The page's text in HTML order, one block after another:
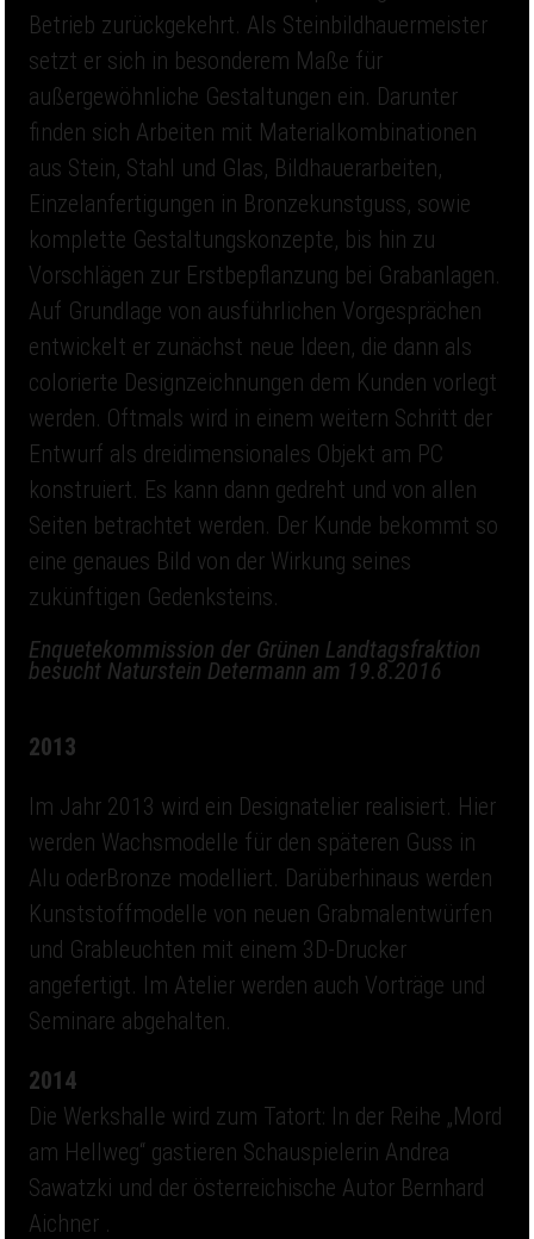
Betrieb zurückgekehrt. Als Steinbildhauermeister
setzt er sich in besonderem Maße für
außergewöhnliche Gestaltungen ein. Darunter
finden sich Arbeiten mit Materialkombinationen
aus Stein, Stahl und Glas, Bildhauerarbeiten,
Einzelanfertigungen in Bronzekunstguss, sowie
komplette Gestaltungskonzepte, bis hin zu
Vorschlägen zur Erstbepflanzung bei Grabanlagen.
Auf Grundlage von ausführlichen Vorgesprächen
entwickelt er zunächst neue Ideen, die dann als
colorierte Designzeichnungen dem Kunden vorlegt
werden. Oftmals wird in einem weitern Schritt der
Entwurf als dreidimensionales Objekt am PC
konstruiert. Es kann dann gedreht und von allen
Seiten betrachtet werden. Der Kunde bekommt so
eine genaues Bild von der Wirkung seines
zukünftigen Gedenksteins.
Enquetekommission der Grünen Landtagsfraktion
besucht Naturstein Determann am 19.8.2016
2013
Im Jahr 2013 wird ein Designatelier realisiert. Hier
werden Wachsmodelle für den späteren Guss in
Alu oderBronze modelliert. Darüberhinaus werden
Kunststoffmodelle von neuen Grabmalentwürfen
und Grableuchten mit einem 3D-Drucker
angefertigt. Im Atelier werden auch Vorträge und
Seminare abgehalten.
2014
Die Werkshalle wird zum Tatort: In der Reihe „Mord
am Hellweg“ gastieren Schauspielerin Andrea
Sawatzki und der österreichische Autor Bernhard
Aichner .